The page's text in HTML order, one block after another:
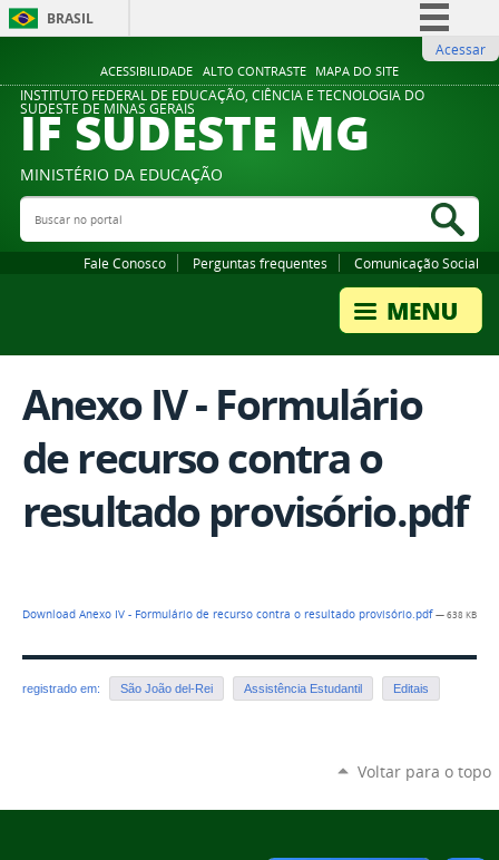
ACESSIBILIDADE ALTO CONTRASTE MAPA DO SITE
BRASIL
Comunica BR
Participe
Legislação
Acessar
INSTITUTO FEDERAL DE EDUCAÇÃO, CIÊNCIA E TECNOLOGIA DO
SUDESTE DE MINAS GERAIS
IF SUDESTE MG
MINISTÉRIO DA EDUCAÇÃO
Buscar no portal
Fale Conosco Perguntas frequentes Comunicação Social
Anexo IV - Formulário
de recurso contra o
resultado provisório.pdf
Download Anexo IV - Formulário de recurso contra o resultado provisório.pdf— 638 KB
registrado em: São João del-Rei Assistência Estudantil Editais
Voltar para o topo